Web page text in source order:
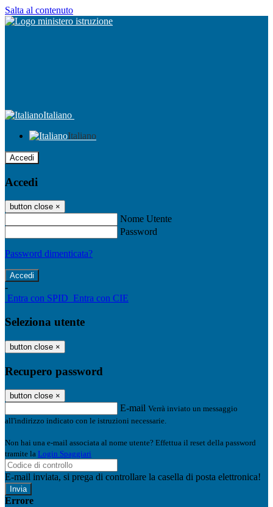
Salta al contenuto
Italiano
Italiano
Accedi
Accedi
button close ×
Nome Utente
Password
Password dimenticata?
-
Entra con SPID Entra con CIE
Seleziona utente
button close ×
Recupero password
button close ×
E-mail Verrà inviato un messaggio
all'indirizzo indicato con le istruzioni necessarie.
Non hai una e-mail associata al nome utente? Effettua il reset della password
tramite la Login Spaggiari
E-mail inviata, si prega di controllare la casella di posta elettronica!
Errore